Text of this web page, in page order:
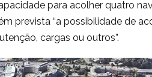
para acolher quatro
prevista “a possibilidade de
cargas ou outros”.